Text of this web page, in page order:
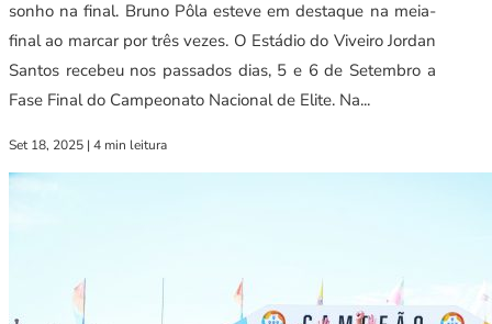
sonho na final. Bruno Pôla esteve em destaque na meia-
final ao marcar por três vezes. O Estádio do Viveiro Jordan
Santos recebeu nos passados dias, 5 e 6 de Setembro a
Fase Final do Campeonato Nacional de Elite. Na...
Set 18, 2025 | 4 min leitura